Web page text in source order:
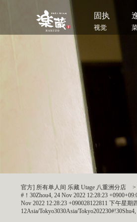
固执
视觉
官方] 所有单人间 乐藏 Utage 八重洲分店 >
#！30Zhou4, 24 Nov 2022 12:28:23
Nov 2022 12:28:23 +090028122811 下午星期
12Asia/Tokyo3030Asia/